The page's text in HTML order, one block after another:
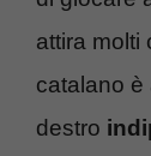
attira molti
catalano è
destro